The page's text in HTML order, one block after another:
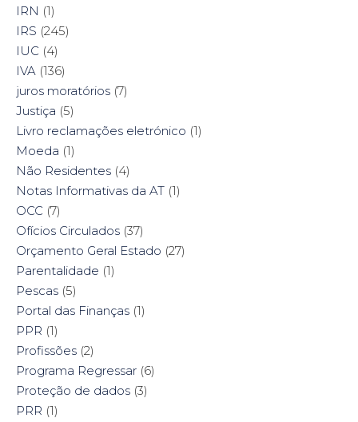
IRN (1)
IRS (245)
IUC (4)
IVA (136)
juros moratórios (7)
Justiça (5)
Livro reclamações eletrónico (1)
Moeda (1)
Não Residentes (4)
Notas Informativas da AT (1)
OCC (7)
Ofícios Circulados (37)
Orçamento Geral Estado (27)
Parentalidade (1)
Pescas (5)
Portal das Finanças (1)
PPR (1)
Profissões (2)
Programa Regressar (6)
Proteção de dados (3)
PRR (1)